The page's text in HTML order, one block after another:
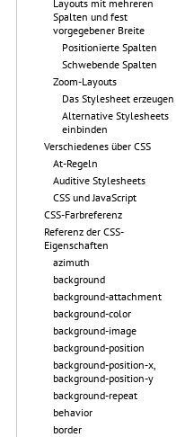
Layouts mit mehreren
Spalten und fest
vorgegebener Breite
Positionierte Spalten
Schwebende Spalten
Zoom-Layouts
Das Stylesheet erzeugen
Alternative Stylesheets
einbinden
Verschiedenes über CSS
At-Regeln
Auditive Stylesheets
CSS und JavaScript
CSS-Farbreferenz
Referenz der CSS-
Eigenschaften
azimuth
background
background-attachment
background-color
background-image
background-position
background-position-x,
background-position-y
background-repeat
behavior
border